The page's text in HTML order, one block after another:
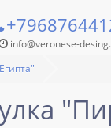
info@veronese-